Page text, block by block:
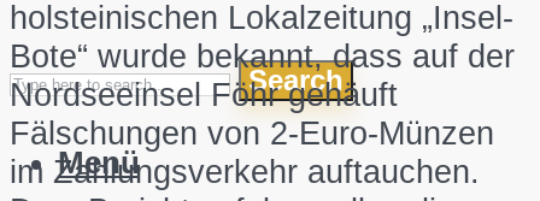
Search
Menü
holsteinischen Lokalzeitung „Insel-
Bote“ wurde bekannt, dass auf der
Nordseeinsel Föhr gehäuft
Fälschungen von 2-Euro-Münzen
im Zahlungsverkehr auftauchen.